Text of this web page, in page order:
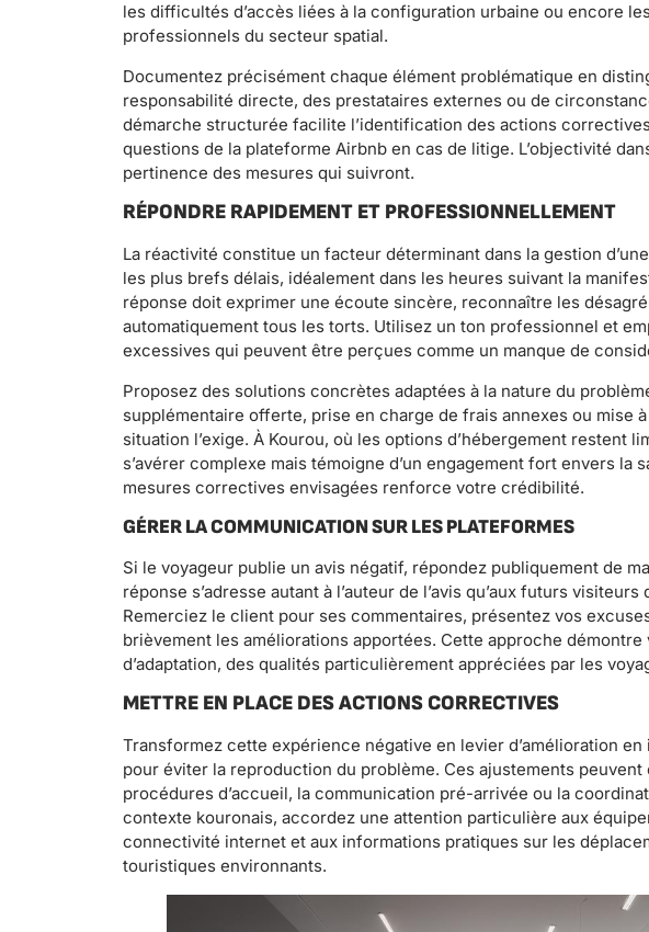
les difficultés d’accès liées à la configuration urbaine ou encore
professionnels du secteur spatial.
Documentez précisément chaque élément problématique en
responsabilité directe, des prestataires externes ou de
démarche structurée facilite l’identification des actions
questions de la plateforme Airbnb en cas de litige. L’objectivité
pertinence des mesures qui suivront.
RÉPONDRE RAPIDEMENT ET PROFESSIONNELLEMENT
La réactivité constitue un facteur déterminant dans la gestion
les plus brefs délais, idéalement dans les heures suivant la
réponse doit exprimer une écoute sincère, reconnaître les
automatiquement tous les torts. Utilisez un ton professionnel et
excessives qui peuvent être perçues comme un manque de
Proposez des solutions concrètes adaptées à la nature du
supplémentaire offerte, prise en charge de frais annexes ou mise
situation l’exige. À Kourou, où les options d’hébergement restent
s’avérer complexe mais témoigne d’un engagement fort envers
mesures correctives envisagées renforce votre crédibilité.
GÉRER LA COMMUNICATION SUR LES PLATEFORMES
Si le voyageur publie un avis négatif, répondez publiquement de
réponse s’adresse autant à l’auteur de l’avis qu’aux futurs
Remerciez le client pour ses commentaires, présentez vos
brièvement les améliorations apportées. Cette approche
d’adaptation, des qualités particulièrement appréciées par les
METTRE EN PLACE DES ACTIONS CORRECTIVES
Transformez cette expérience négative en levier d’amélioration
pour éviter la reproduction du problème. Ces ajustements
procédures d’accueil, la communication pré-arrivée ou la
contexte kouronais, accordez une attention particulière aux
connectivité internet et aux informations pratiques sur les
touristiques environnants.